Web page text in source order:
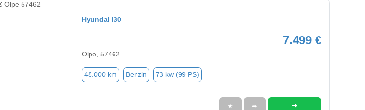
Hyundai i30
7.499 €
Olpe, 57462
48.000 km Benzin 73 kw (99 PS)
★ ➦ ➜